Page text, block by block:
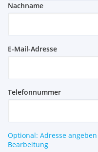
Nachname
E-Mail-Adresse
Telefonnummer
Optional: Adresse
Bearbeitung